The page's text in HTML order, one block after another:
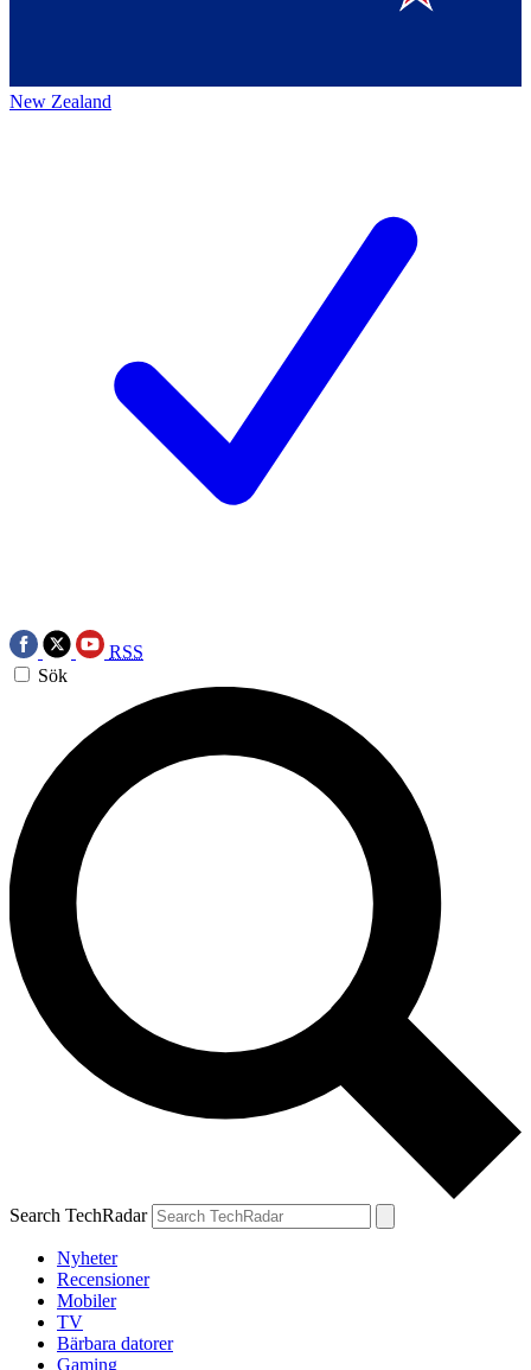
New Zealand
RSS
Sök
Search TechRadar
Nyheter
Recensioner
Mobiler
TV
Bärbara datorer
Gaming